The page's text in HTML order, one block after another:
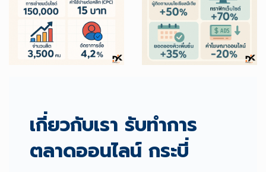
เกี่ยวกับเรา รับทำการ
ตลาดออนไลน์ กระบี่